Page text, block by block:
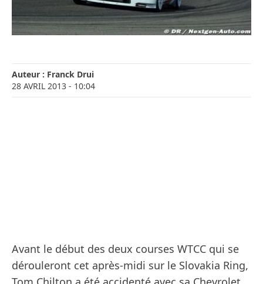
Auteur : Franck Drui
28 AVRIL 2013 - 10:04
Avant le début des deux courses WTCC qui se
dérouleront cet après-midi sur le Slovakia Ring,